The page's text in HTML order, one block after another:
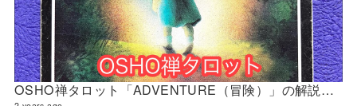
OSHO禅タロット「ADVENTURE（冒険）」の解説 2024年4月の門鑑定（官門）